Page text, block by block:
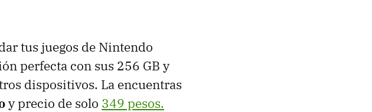
tus juegos de Nintendo
perfecta con sus 256 GB y
dispositivos. La encuentras
y precio de solo 349 pesos.